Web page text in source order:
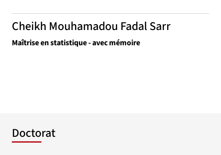
Cheikh Mouhamadou Fadal Sarr
Maîtrise en statistique - avec mémoire
Doctorat